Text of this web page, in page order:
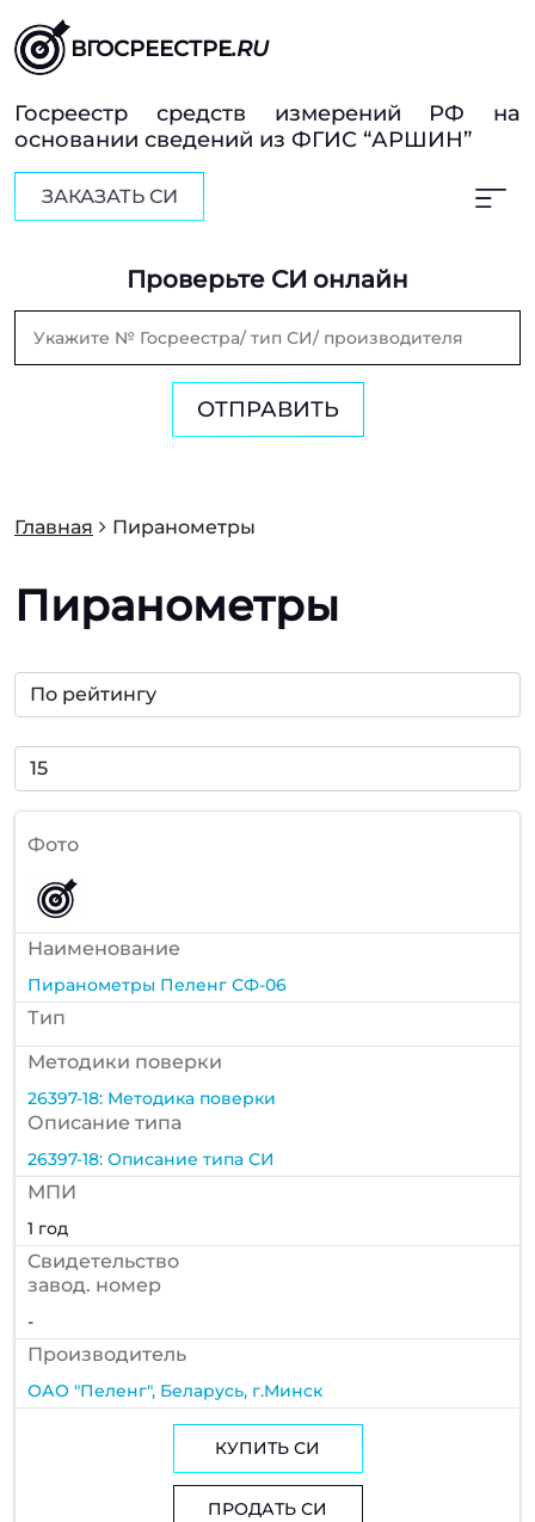
ВГОСРЕЕСТРЕ.RU
Госреестр средств измерений РФ на
основании сведений из ФГИС “АРШИН”
ЗАКАЗАТЬ СИ
Проверьте СИ онлайн
ОТПРАВИТЬ
Главная Пиранометры
Пиранометры
Фото
Наименование
Пиранометры Пеленг СФ-06
Тип
Методики поверки
26397-18: Методика поверки
Описание типа
26397-18: Описание типа СИ
МПИ
1 год
Cвидетельство
завод. номер
-
Производитель
ОАО "Пеленг", Беларусь, г.Минск
КУПИТЬ СИ
ПРОДАТЬ СИ